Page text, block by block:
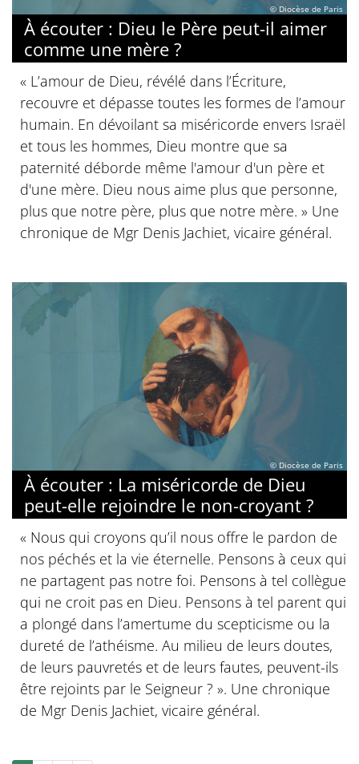
© Diocèse de Paris
À écouter : Dieu le Père peut-il aimer
comme une mère ?
« L’amour de Dieu, révélé dans l’Écriture,
recouvre et dépasse toutes les formes de l’amour
humain. En dévoilant sa miséricorde envers Israël
et tous les hommes, Dieu montre que sa
paternité déborde même l'amour d'un père et
d'une mère. Dieu nous aime plus que personne,
plus que notre père, plus que notre mère. » Une
chronique de Mgr Denis Jachiet, vicaire général.
© Diocèse de Paris
À écouter : La miséricorde de Dieu
peut-elle rejoindre le non-croyant ?
« Nous qui croyons qu’il nous offre le pardon de
nos péchés et la vie éternelle. Pensons à ceux qui
ne partagent pas notre foi. Pensons à tel collègue
qui ne croit pas en Dieu. Pensons à tel parent qui
a plongé dans l’amertume du scepticisme ou la
dureté de l’athéisme. Au milieu de leurs doutes,
de leurs pauvretés et de leurs fautes, peuvent-ils
être rejoints par le Seigneur ? ». Une chronique
de Mgr Denis Jachiet, vicaire général.